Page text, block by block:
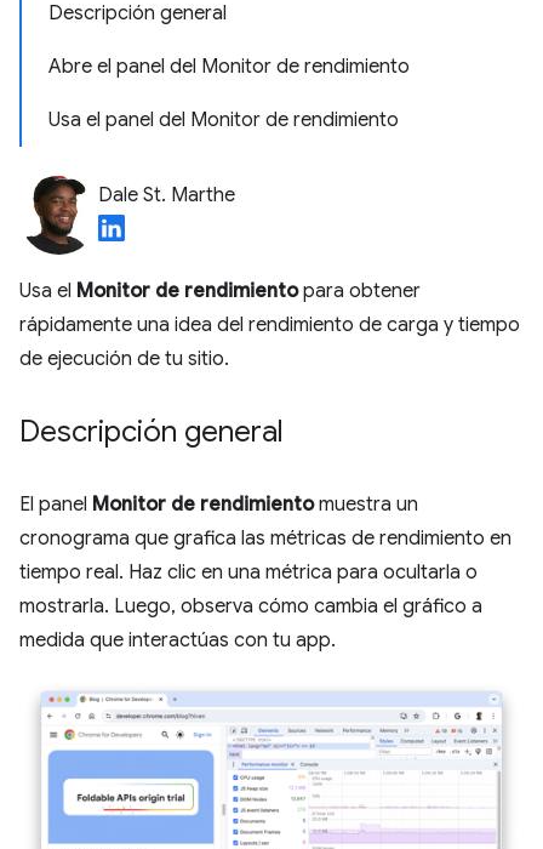
Descripción general
Abre el panel del Monitor de rendimiento
Usa el panel del Monitor de rendimiento
Dale St. Marthe
Usa el Monitor de rendimientopara obtener
rápidamente una idea del rendimiento de carga y tiempo
de ejecución de tu sitio.
Descripción general
El panel Monitor de rendimientomuestra un
cronograma que grafica las métricas de rendimiento en
tiempo real. Haz clic en una métrica para ocultarla o
mostrarla. Luego, observa cómo cambia el gráfico a
medida que interactúas con tu app.